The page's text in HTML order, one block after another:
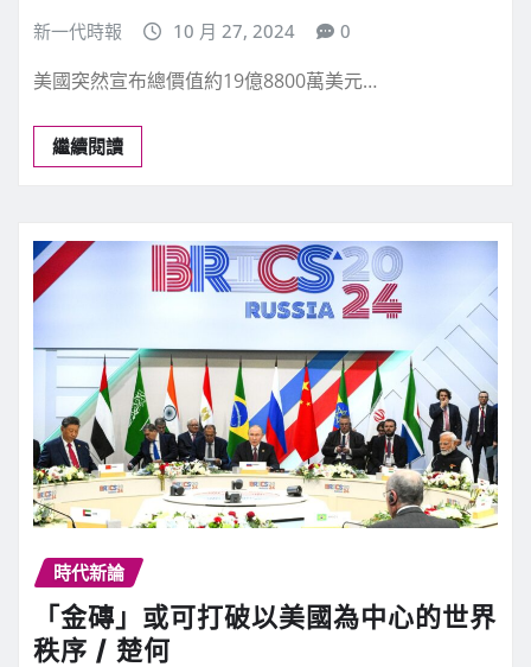
新一代時報 10 月 27, 2024 0
美國突然宣布總價值約19億8800萬美元…
繼續閱讀
時代新論
「金磚」或可打破以美國為中心的世界
秩序 / 楚何